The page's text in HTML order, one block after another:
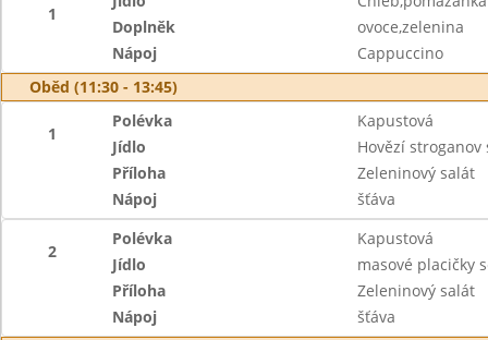
1
Doplněk
ovoce,zelenina
Nápoj
Cappuccino
Oběd (11:30 - 13:45)
1
Polévka
Kapustová
Jídlo
Hovězí
Příloha
Zeleninový salát
Nápoj
šťáva
2
Polévka
Kapustová
Jídlo
masové placičky
Příloha
Zeleninový salát
Nápoj
šťáva